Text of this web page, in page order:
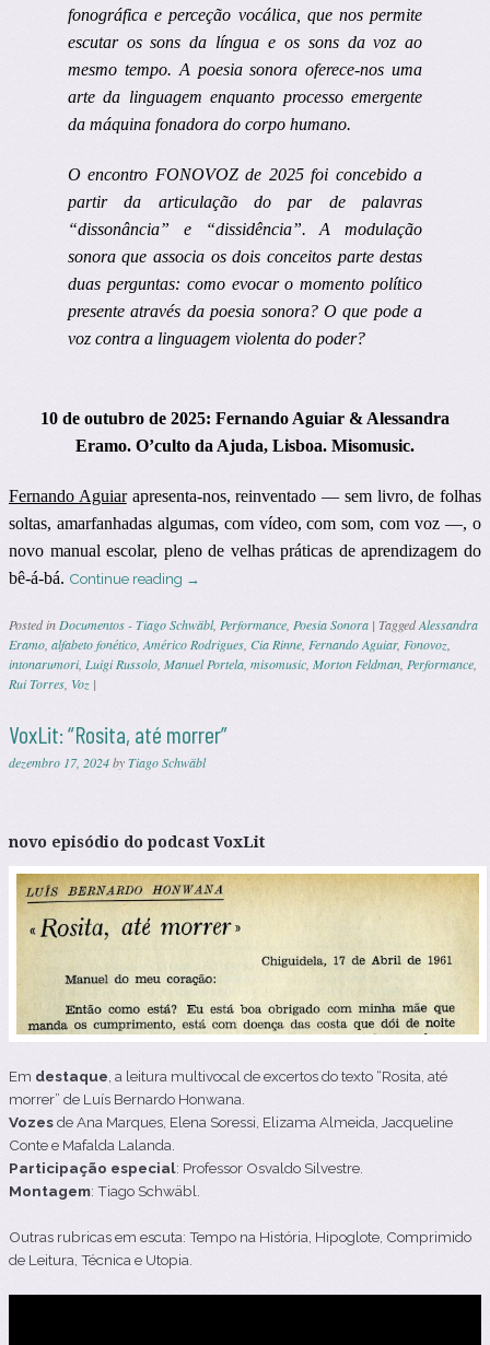
fonográfica e perceção vocálica, que nos permite
escutar os sons da língua e os sons da voz ao
mesmo tempo. A poesia sonora oferece-nos uma
arte da linguagem enquanto processo emergente
da máquina fonadora do corpo humano.
O encontro FONOVOZ de 2025 foi concebido a
partir da articulação do par de palavras
“dissonância” e “dissidência”. A modulação
sonora que associa os dois conceitos parte destas
duas perguntas: como evocar o momento político
presente através da poesia sonora? O que pode a
voz contra a linguagem violenta do poder?
10 de outubro de 2025: Fernando Aguiar & Alessandra
Eramo. O’culto da Ajuda, Lisboa. Misomusic.
Fernando Aguiarapresenta-nos, reinventado — sem livro, de folhas
soltas, amarfanhadas algumas, com vídeo, com som, com voz —, o
novo manual escolar, pleno de velhas práticas de aprendizagem do
bê-á-bá. Continue reading →
Posted in Documentos - Tiago Schwäbl, Performance Poesia Sonora | TaggedAlessandra
Eramo alfabeto fonético Américo Rodrigues Cia Rinne Fernando Aguiar, Fonovoz
intonarumori, Luigi Russolo Manuel Portela misomusic Morton Feldman Performance
Rui Torres Voz |
VoxLit: “Rosita, até morrer”
dezembro 17, 2024byTiago Schwäbl
novo episódio do podcast VoxLit
Em destaque , a leitura multivocal de excertos do texto “Rosita, até
morrer” de Luís Bernardo Honwana.
Vozesde Ana Marques, Elena Soressi, Elizama Almeida, Jacqueline
Conte e Mafalda Lalanda.
Participação especial: Professor Osvaldo Silvestre.
Montagem: Tiago Schwäbl.
Outras rubricas em escuta: Tempo na História, Hipoglote, Comprimido
de Leitura, Técnica e Utopia.